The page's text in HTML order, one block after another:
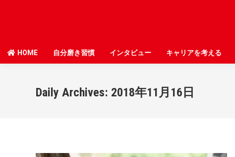
HOME 自分磨き習慣 インタビュー キャリアを考える
Daily Archives: 2018年11月16日
HOME 自分磨き習慣 インタビュー キャリアを考える